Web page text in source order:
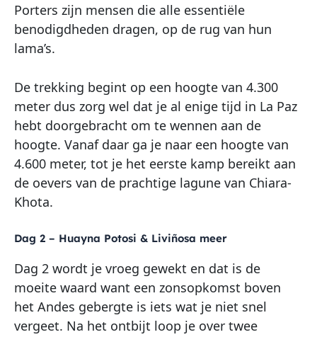
Porters zijn mensen die alle essentiële
benodigdheden dragen, op de rug van hun
lama’s.
De trekking begint op een hoogte van 4.300
meter dus zorg wel dat je al enige tijd in La Paz
hebt doorgebracht om te wennen aan de
hoogte. Vanaf daar ga je naar een hoogte van
4.600 meter, tot je het eerste kamp bereikt aan
de oevers van de prachtige lagune van Chiara-
Khota.
Dag 2 – Huayna Potosi & Liviñosa meer
Dag 2 wordt je vroeg gewekt en dat is de
moeite waard want een zonsopkomst boven
het Andes gebergte is iets wat je niet snel
vergeet. Na het ontbijt loop je over twee